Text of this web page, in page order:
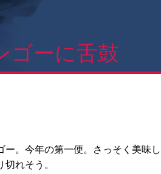
ゴーに舌鼓
。今年の第一便。さっそく美味
れそう。